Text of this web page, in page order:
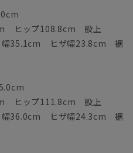
ヒップ108.8cm 股上
35.1cm ヒザ幅23.8cm 裾
ヒップ111.8cm 股上
36.0cm ヒザ幅24.3cm 裾